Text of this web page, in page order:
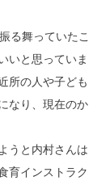
る舞っていたこ
いと思っていま
所の人や子ども
なり、現在のか
うと内村さんは
育インストラク